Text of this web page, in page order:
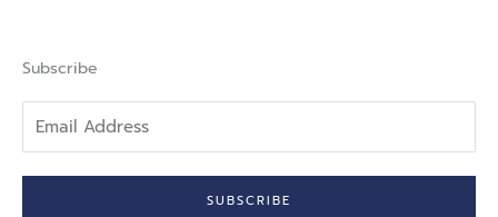
-
f
Subscribe
Address
SUBSCRIBE